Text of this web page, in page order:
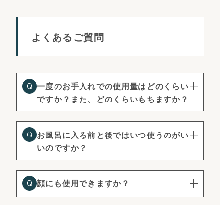
よくあるご質問
一度のお手入れでの使用量はどのくらい
ですか？また、どのくらいもちますか？
お風呂に入る前と後ではいつ使うのがい
いのですか？
顔にも使用できますか？